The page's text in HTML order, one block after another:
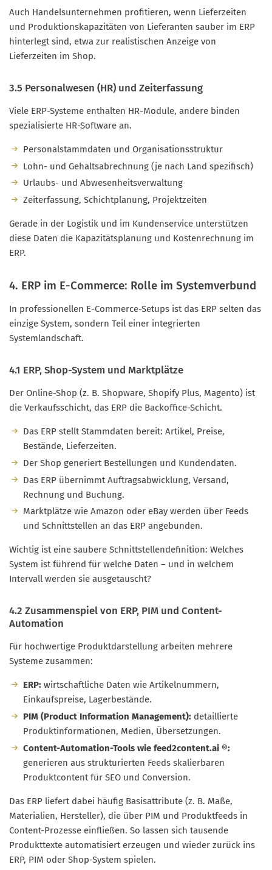
Auch Handelsunternehmen profitieren, wenn Lieferzeiten
und Produktionskapazitäten von Lieferanten sauber im ERP
hinterlegt sind, etwa zur realistischen Anzeige von
Lieferzeiten im Shop.
3.5 Personalwesen (HR) und Zeiterfassung
Viele ERP-Systeme enthalten HR-Module, andere binden
spezialisierte HR-Software an.
Personalstammdaten und Organisationsstruktur
Lohn- und Gehaltsabrechnung (je nach Land spezifisch)
Urlaubs- und Abwesenheitsverwaltung
Zeiterfassung, Schichtplanung, Projektzeiten
Gerade in der Logistik und im Kundenservice unterstützen
diese Daten die Kapazitätsplanung und Kostenrechnung im
ERP.
4. ERP im E-Commerce: Rolle im Systemverbund
In professionellen E-Commerce-Setups ist das ERP selten das
einzige System, sondern Teil einer integrierten
Systemlandschaft.
4.1 ERP, Shop-System und Marktplätze
Der Online-Shop (z. B. Shopware, Shopify Plus, Magento) ist
die Verkaufsschicht, das ERP die Backoffice-Schicht.
Das ERP stellt Stammdaten bereit: Artikel, Preise,
Bestände, Lieferzeiten.
Der Shop generiert Bestellungen und Kundendaten.
Das ERP übernimmt Auftragsabwicklung, Versand,
Rechnung und Buchung.
Marktplätze wie Amazon oder eBay werden über Feeds
und Schnittstellen an das ERP angebunden.
Wichtig ist eine saubere Schnittstellendefinition: Welches
System ist führend für welche Daten – und in welchem
Intervall werden sie ausgetauscht?
4.2 Zusammenspiel von ERP, PIM und Content-
Automation
Für hochwertige Produktdarstellung arbeiten mehrere
Systeme zusammen:
ERP: wirtschaftliche Daten wie Artikelnummern,
Einkaufspreise, Lagerbestände.
PIM (Product Information Management): detaillierte
Produktinformationen, Medien, Übersetzungen.
Content-Automation-Tools wie feed2content.ai ®:
generieren aus strukturierten Feeds skalierbaren
Produktcontent für SEO und Conversion.
Das ERP liefert dabei häufig Basisattribute (z. B. Maße,
Materialien, Hersteller), die über PIM und Produktfeeds in
Content-Prozesse einfließen. So lassen sich tausende
Produkttexte automatisiert erzeugen und wieder zurück ins
ERP, PIM oder Shop-System spielen.